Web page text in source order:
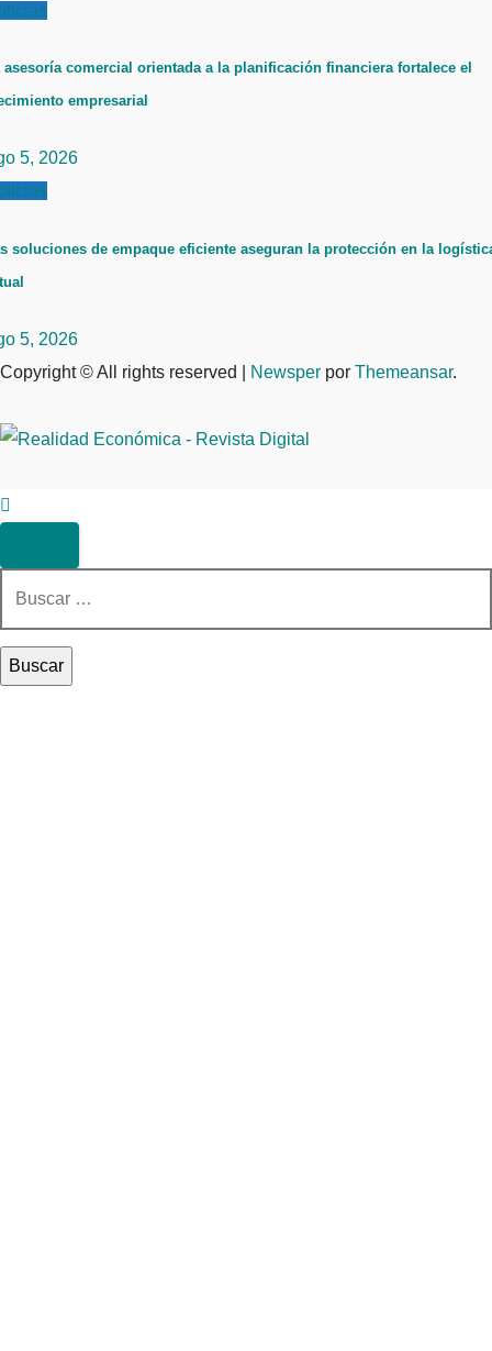
asesoría comercial orientada a la planificación financiera fortalece el
empresarial
5, 2026
soluciones de empaque eficiente aseguran la protección en la
5, 2026
Copyright © All rights reserved
Newsper por Themeansar.